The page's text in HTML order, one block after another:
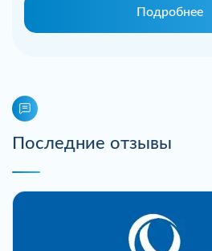
Подробнее
Последние отзывы